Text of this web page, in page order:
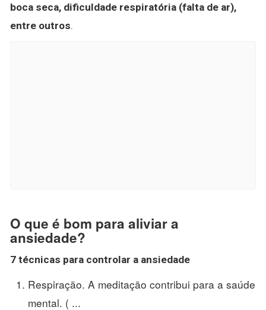
boca seca, dificuldade respiratória (falta de ar),
entre outros.
O que é bom para aliviar a
ansiedade?
7 técnicas para controlar a ansiedade
Respiração. A meditação contribui para a saúde
mental. ( ...